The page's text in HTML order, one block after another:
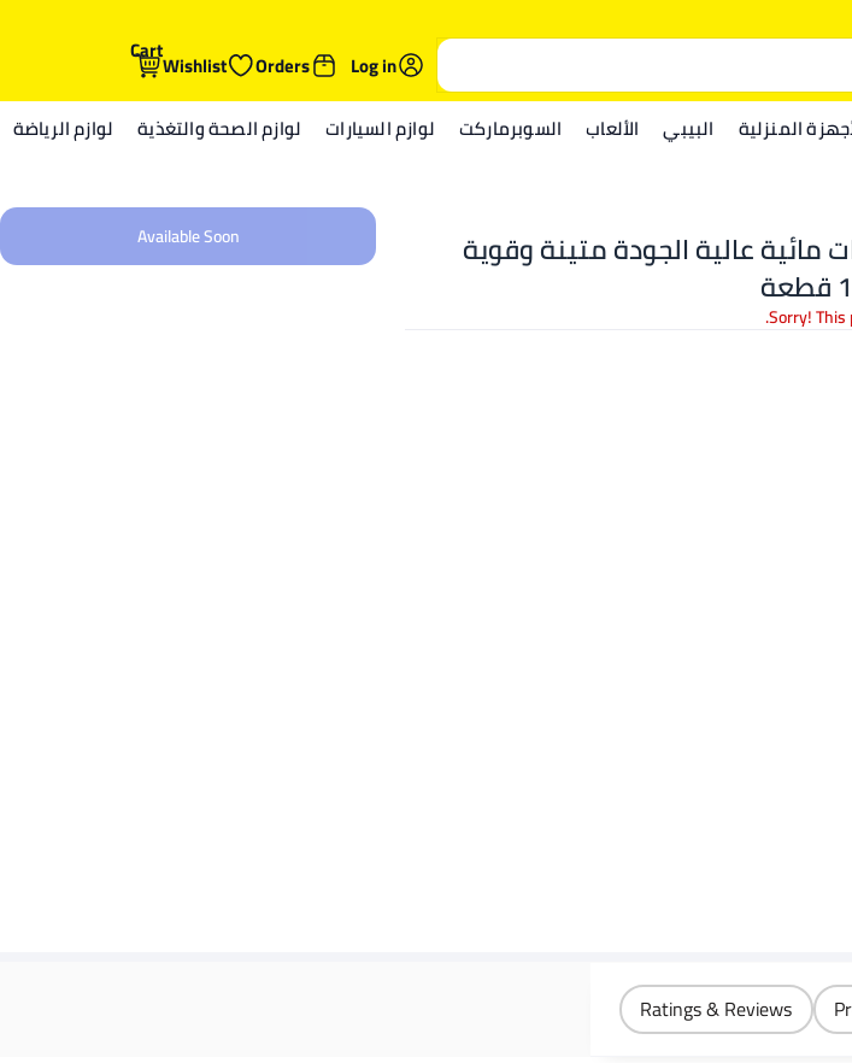
Log in
Orders
Wishlist
Cart
المنزلية البيبي الألعاب السوبرماركت لوازم السيارات لوازم الصحة والتغذية لوازم الرياضة
مائية عالية الجودة متينة وقوية
Sorry! This
Available Soon
Ratings & Reviews